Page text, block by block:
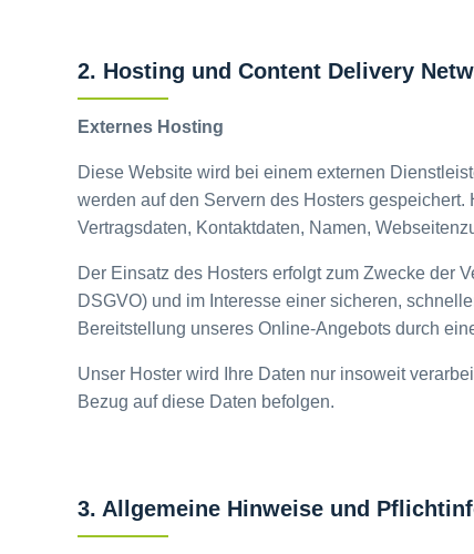
2. Hosting und Content Delivery
Externes Hosting
Diese Website wird bei einem externen
werden auf den Servern des Hosters
Vertragsdaten, Kontaktdaten, Namen,
Der Einsatz des Hosters erfolgt zum Zwecke der
DSGVO) und im Interesse einer sicheren,
Bereitstellung unseres Online-Angebots durch
Unser Hoster wird Ihre Daten nur insoweit
Bezug auf diese Daten befolgen.
3. Allgemeine Hinweise und